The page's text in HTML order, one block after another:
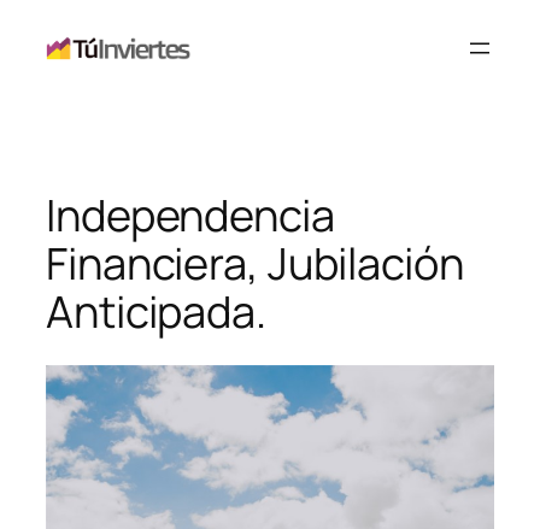
Independencia
Financiera, Jubilación
Anticipada.